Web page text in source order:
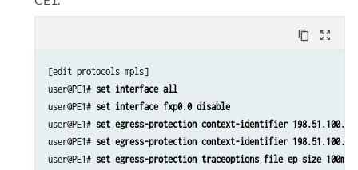
content_copy zoom_out_map
[edit protocols mpls]
user@PE1# set interface all
user@PE1# set interface fxp0.0 disable
user@PE1# set egress-protection context-identifier 198.51.100.3
user@PE1# set egress-protection context-identifier 198.51.100.3
user@PE1# set egress-protection traceoptions file ep size 100m